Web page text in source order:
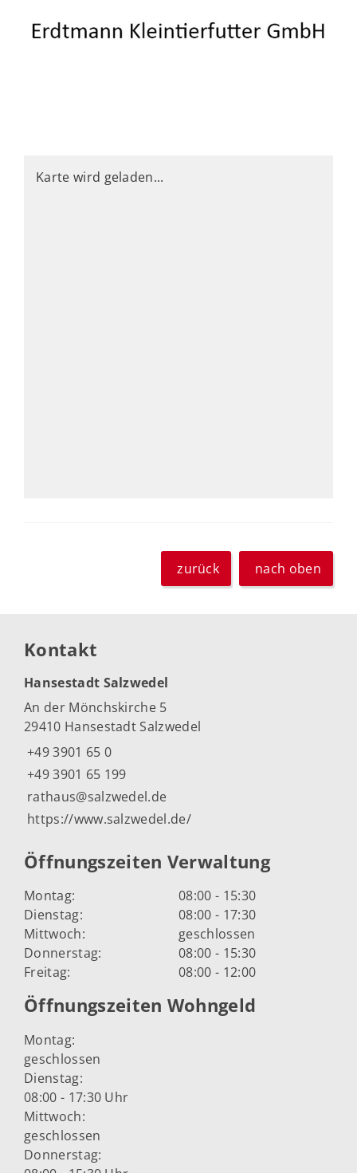
Karte wird geladen...
zurück nach oben
Kontakt
Hansestadt Salzwedel
An der Mönchskirche 5
29410 Hansestadt Salzwedel
+49 3901 65 0
+49 3901 65 199
rathaus@salzwedel.de
https://www.salzwedel.de/
Öffnungszeiten Verwaltung
Montag:
08:00 - 15:30
Dienstag:
08:00 - 17:30
Mittwoch:
geschlossen
Donnerstag:
08:00 - 15:30
Freitag:
08:00 - 12:00
Öffnungszeiten Wohngeld
Montag:
geschlossen
Dienstag:
08:00 - 17:30 Uhr
Mittwoch:
geschlossen
Donnerstag: